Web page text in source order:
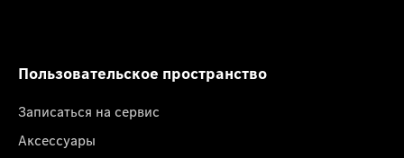
Пользовательское пространство
Записаться на сервис
Аксессуары